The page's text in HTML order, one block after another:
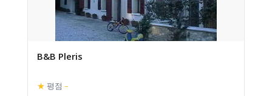
B&B Pleris
★ 평점 –